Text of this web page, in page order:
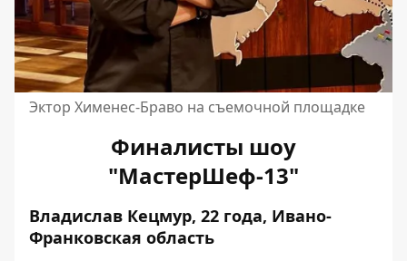
Эктор Хименес-Браво на съемочной площадке
Финалисты шоу
"МастерШеф-13"
Владислав Кецмур, 22 года, Ивано-
Франковская область